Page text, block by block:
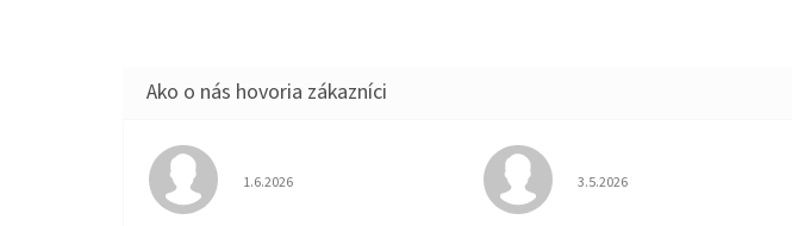
Hodnotenie obchodu je 5 z 5 hviezdičiek.
1.6.2026 Hodnotenie obchodu je 3 z 5
3.5.2026